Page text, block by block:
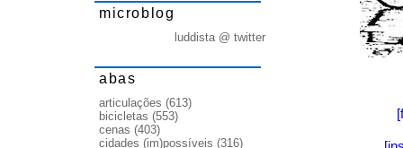
microblog
luddista @ twitter
abas
articulações (613)
bicicletas (553)
cenas (403)
cidades (im)possíveis (316)